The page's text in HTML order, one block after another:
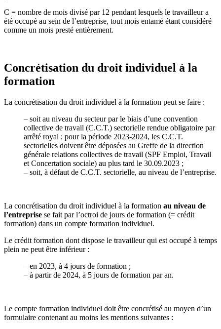
C = nombre de mois divisé par 12 pendant lesquels le travailleur a
été occupé au sein de l’entreprise, tout mois entamé étant considéré
comme un mois presté entièrement.
Concrétisation du droit individuel à la
formation
La concrétisation du droit individuel à la formation peut se faire :
– soit au niveau du secteur par le biais d’une convention
collective de travail (C.C.T.) sectorielle rendue obligatoire par
arrêté royal ; pour la période 2023-2024, les C.C.T.
sectorielles doivent être déposées au Greffe de la direction
générale relations collectives de travail (SPF Emploi, Travail
et Concertation sociale) au plus tard le 30.09.2023 ;
– soit, à défaut de C.C.T. sectorielle, au niveau de l’entreprise.
La concrétisation du droit individuel à la formation au niveau de
l’entreprise se fait par l’octroi de jours de formation (= crédit
formation) dans un compte formation individuel.
Le crédit formation dont dispose le travailleur qui est occupé à temps
plein ne peut être inférieur :
– en 2023, à 4 jours de formation ;
– à partir de 2024, à 5 jours de formation par an.
Le compte formation individuel doit être concrétisé au moyen d’un
formulaire contenant au moins les mentions suivantes :